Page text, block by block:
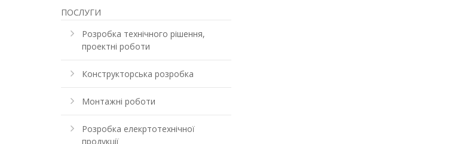
ПОСЛУГИ
Розробка технічного рішення,
проектні роботи
Конструкторська розробка
Монтажні роботи
Розробка елекртотехнічної
продукції